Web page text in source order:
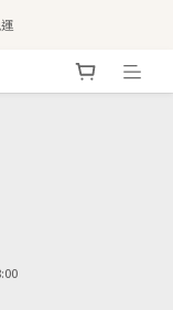
超取免運